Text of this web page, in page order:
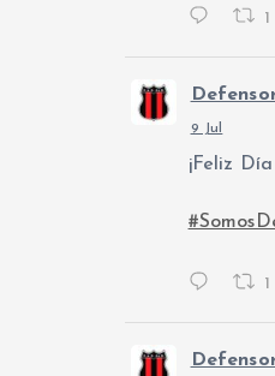
1
9 Jul
¡Feliz
1